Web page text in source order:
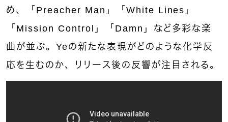
め、「Preacher Man」「White Lines」
「Mission Control」「Damn」など多彩な楽
曲が並ぶ。Yeの新たな表現がどのような化学反
応を生むのか、リリース後の反響が注目される。